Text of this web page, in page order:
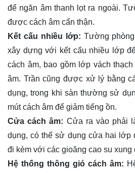
để ngăn âm thanh lọt ra ngoài.
được cách âm cẩn thận.
Kết cấu nhiều lớp: Tường
xây dựng với kết cấu nhiều lớp
cách âm, bao gồm lớp vách
âm. Trần cũng được xử lý bằng
dụng, trong khi sàn thường sử
mút cách âm để giảm tiếng ồn.
Cửa cách âm: Cửa ra vào phải
dụng, có thể sử dụng cửa hai lớp
đi kèm với các gioăng cao su xung
Hệ thống thông gió cách âm: